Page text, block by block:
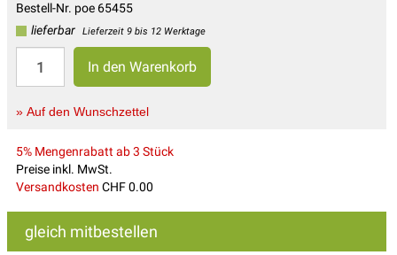
Bestell-Nr. poe 65455
lieferbar
Lieferzeit 9 bis 12 Werktage
» Auf den Wunschzettel
5% Mengenrabatt ab 3 Stück
Preise inkl. MwSt.
Versandkosten CHF 0.00
gleich mitbestellen